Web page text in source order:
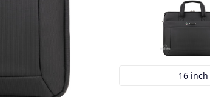
16 inch